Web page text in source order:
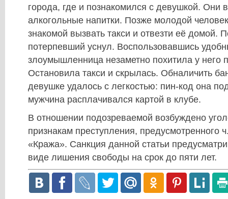
города, где и познакомился с девушкой. Они
алкогольные напитки. Позже молодой
знакомой вызвать такси и отвезти её домой.
потерпевший уснул. Воспользовавшись
злоумышленница незаметно похитила у него
Остановила такси и скрылась. Обналичить
девушке удалось с легкостью: пин-код она
мужчина расплачивался картой в клубе.
В отношении подозреваемой возбуждено
признакам преступления, предусмотренного
«Кража». Санкция данной статьи
виде лишения свободы на срок до пяти лет.